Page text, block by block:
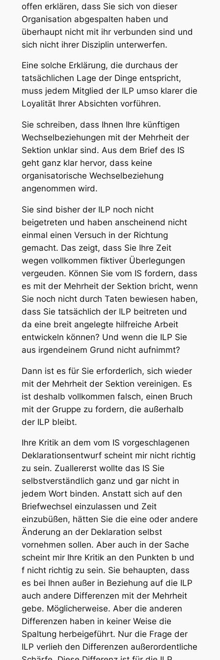
offen erklären, dass Sie sich von dieser
Organisation abgespalten haben und
überhaupt nicht mit ihr verbunden sind und
sich nicht ihrer Disziplin unterwerfen.
Eine solche Erklärung, die durchaus der
tatsächlichen Lage der Dinge entspricht,
muss jedem Mitglied der ILP umso klarer die
Loyalität Ihrer Absichten vorführen.
Sie schreiben, dass Ihnen Ihre künftigen
Wechselbeziehungen mit der Mehrheit der
Sektion unklar sind. Aus dem Brief des IS
geht ganz klar hervor, dass keine
organisatorische Wechselbeziehung
angenommen wird.
Sie sind bisher der ILP noch nicht
beigetreten und haben anscheinend nicht
einmal einen Versuch in der Richtung
gemacht. Das zeigt, dass Sie Ihre Zeit
wegen vollkommen fiktiver Überlegungen
vergeuden. Können Sie vom IS fordern, dass
es mit der Mehrheit der Sektion bricht, wenn
Sie noch nicht durch Taten bewiesen haben,
dass Sie tatsächlich der ILP beitreten und
da eine breit angelegte hilfreiche Arbeit
entwickeln können? Und wenn die ILP Sie
aus irgendeinem Grund nicht aufnimmt?
Dann ist es für Sie erforderlich, sich wieder
mit der Mehrheit der Sektion vereinigen. Es
ist deshalb vollkommen falsch, einen Bruch
mit der Gruppe zu fordern, die außerhalb
der ILP bleibt.
Ihre Kritik an dem vom IS vorgeschlagenen
Deklarationsentwurf scheint mir nicht richtig
zu sein. Zuallererst wollte das IS Sie
selbstverständlich ganz und gar nicht in
jedem Wort binden. Anstatt sich auf den
Briefwechsel einzulassen und Zeit
einzubüßen, hätten Sie die eine oder andere
Änderung an der Deklaration selbst
vornehmen sollen. Aber auch in der Sache
scheint mir Ihre Kritik an den Punkten b und
f nicht richtig zu sein. Sie behaupten, dass
es bei Ihnen außer in Beziehung auf die ILP
auch andere Differenzen mit der Mehrheit
gebe. Möglicherweise. Aber die anderen
Differenzen haben in keiner Weise die
Spaltung herbeigeführt. Nur die Frage der
ILP verlieh den Differenzen außerordentliche